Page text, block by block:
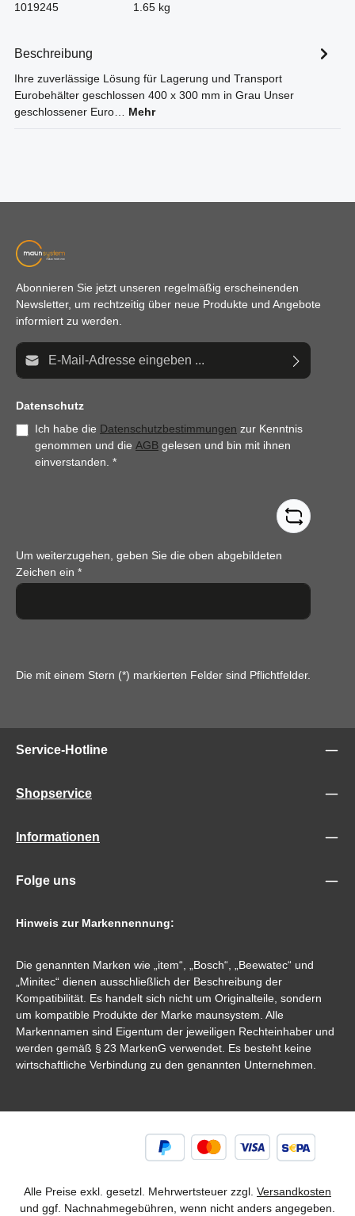
1019245 1.65 kg
Beschreibung
Ihre zuverlässige Lösung für Lagerung und Transport
Eurobehälter geschlossen 400 x 300 mm in Grau Unser
geschlossener Euro… Mehr
Abonnieren Sie jetzt unseren regelmäßig erscheinenden
Newsletter, um rechtzeitig über neue Produkte und Angebote
informiert zu werden.
E-Mail-Adresse*
Datenschutz
Ich habe die Datenschutzbestimmungen zur Kenntnis
genommen und die AGB gelesen und bin mit ihnen
einverstanden. *
Um weiterzugehen, geben Sie die oben abgebildeten
Zeichen ein *
Die mit einem Stern (*) markierten Felder sind Pflichtfelder.
Service-Hotline
Shopservice
Informationen
Folge uns
Hinweis zur Markennennung:
Die genannten Marken wie „item“, „Bosch“, „Beewatec“ und
„Minitec“ dienen ausschließlich der Beschreibung der
Kompatibilität. Es handelt sich nicht um Originalteile, sondern
um kompatible Produkte der Marke maunsystem. Alle
Markennamen sind Eigentum der jeweiligen Rechteinhaber und
werden gemäß § 23 MarkenG verwendet. Es besteht keine
wirtschaftliche Verbindung zu den genannten Unternehmen.
Alle Preise exkl. gesetzl. Mehrwertsteuer zzgl. Versandkosten
und ggf. Nachnahmegebühren, wenn nicht anders angegeben.